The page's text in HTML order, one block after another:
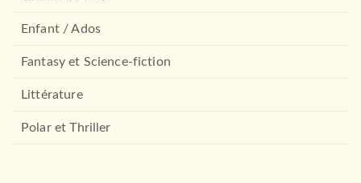
Enfant / Ados
Fantasy et Science-fiction
Littérature
Polar et Thriller